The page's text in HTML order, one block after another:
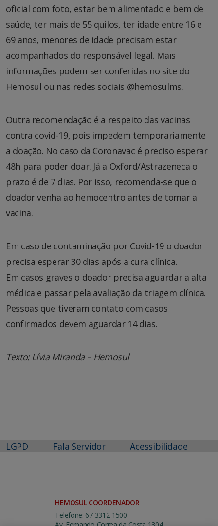
oficial com foto, estar bem alimentado e bem de
saúde, ter mais de 55 quilos, ter idade entre 16 e
69 anos, menores de idade precisam estar
acompanhados do responsável legal. Mais
informações podem ser conferidas no site do
Hemosul ou nas redes sociais @hemosulms.
Outra recomendação é a respeito das vacinas
contra covid-19, pois impedem temporariamente
a doação. No caso da Coronavac é preciso esperar
48h para poder doar. Já a Oxford/Astrazeneca o
prazo é de 7 dias. Por isso, recomenda-se que o
doador venha ao hemocentro antes de tomar a
vacina.
Em caso de contaminação por Covid-19 o doador
precisa esperar 30 dias após a cura clínica.
Em casos graves o doador precisa aguardar a alta
médica e passar pela avaliação da triagem clínica.
Pessoas que tiveram contato com casos
confirmados devem aguardar 14 dias.
Texto: Lívia Miranda – Hemosul
LGPD Fala Servidor Acessibilidade
HEMOSUL COORDENADOR
Telefone: 67 3312-1500